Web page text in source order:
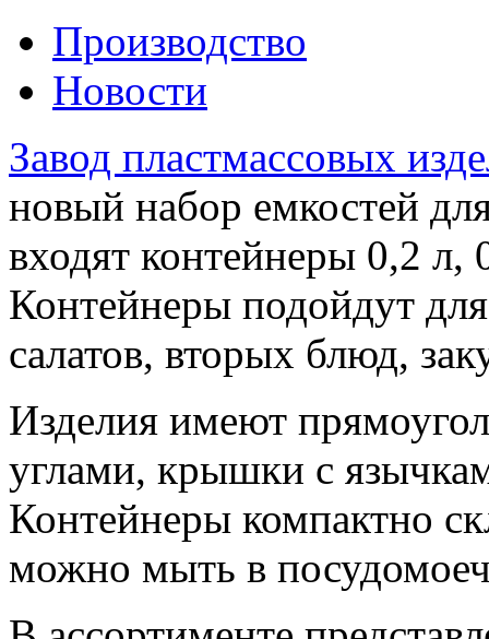
Производство
Новости
Завод пластмассовых
новый набор емкостей
входят контейнеры 0,2 л,
Контейнеры подойдут
салатов, вторых блюд,
Изделия имеют
углами, крышки с
Контейнеры компактно
можно мыть в